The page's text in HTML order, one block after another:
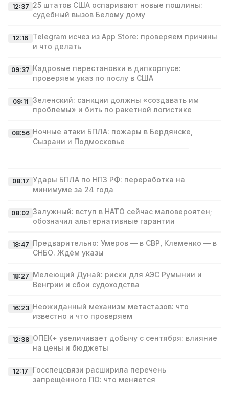
12:37 25 штатов США оспаривают новые пошлины:
судебный вызов Белому дому
12:16
Telegram исчез из App Store: проверяем причины
и что делать
09:37 Кадровые перестановки в дипкорпусе:
проверяем указ по послу в США
09:11 Зеленский: санкции должны «создавать им
проблемы» и бить по ракетной логистике
08:56 Ночные атаки БПЛА: пожары в Бердянске,
Сызрани и Подмосковье
08:17 Удары БПЛА по НПЗ РФ: переработка на
минимуме за 24 года
08:02 Залужный: вступ в НАТО сейчас маловероятен;
обозначил альтернативные гарантии
18:47 Предварительно: Умеров — в СВР, Клеменко — в
СНБО. Ждём указы
18:27 Мелеющий Дунай: риски для АЭС Румынии и
Венгрии и сбои судоходства
16:23 Неожиданный механизм метастазов: что
известно и что проверяем
12:38 ОПЕК+ увеличивает добычу с сентября: влияние
на цены и бюджеты
12:17
Госспецсвязи расширила перечень
запрещённого ПО: что меняется